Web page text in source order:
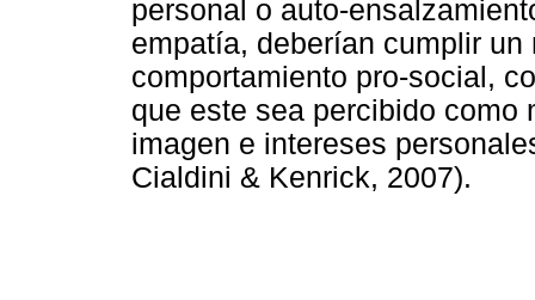
personal o auto-
empatía, deberían cumplir
comportamiento pro-social,
que este sea percibido como
imagen e intereses
Cialdini & Kenrick, 2007).